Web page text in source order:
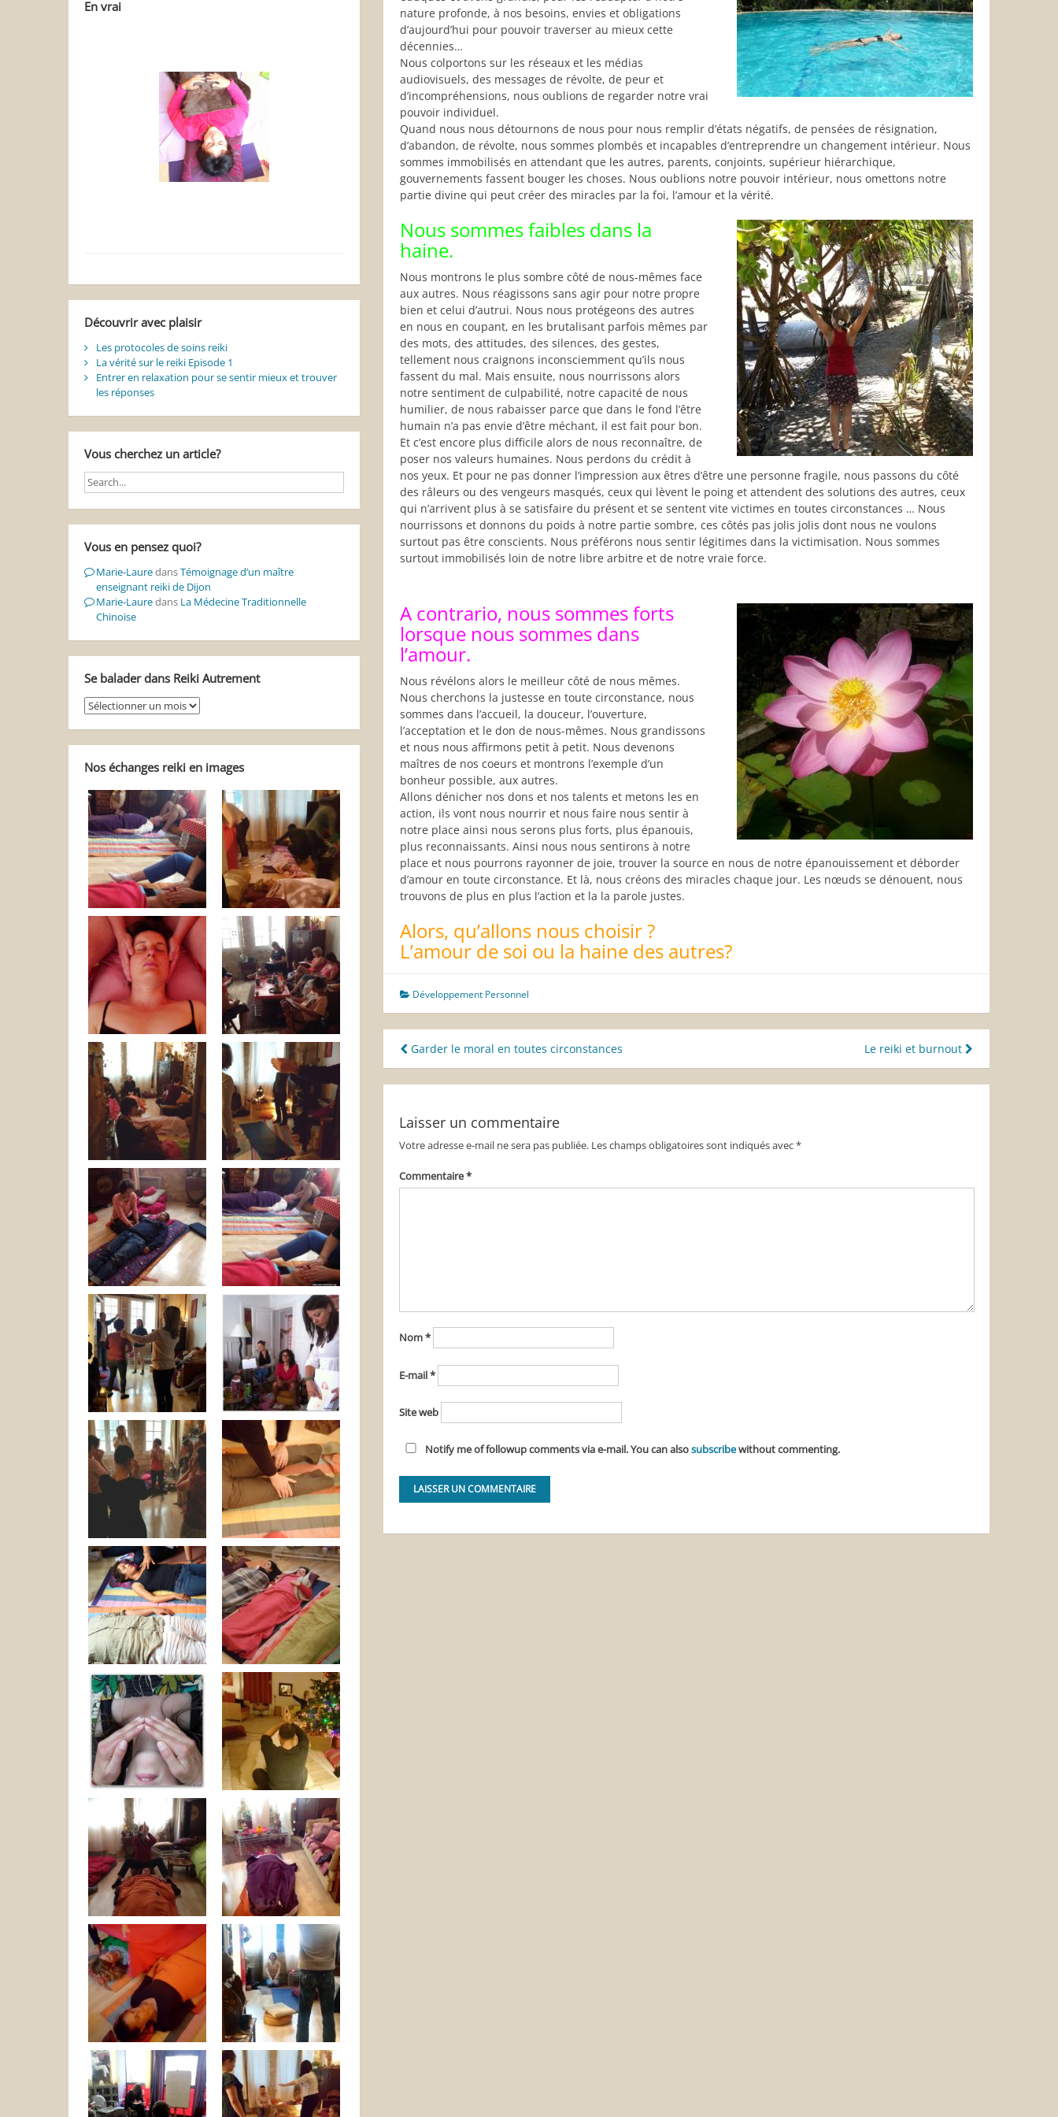
nature profonde, à nos besoins, envies et obligations
d’aujourd’hui pour pouvoir traverser au mieux cette
décennies…
Nous colportons sur les réseaux et les médias
audiovisuels, des messages de révolte, de peur et
d’incompréhensions, nous oublions de regarder notre vrai
pouvoir individuel.
Quand nous nous détournons de nous pour nous remplir d’états négatifs, de pensées de résignation,
d’abandon, de révolte, nous sommes plombés et incapables d’entreprendre un changement intérieur. Nous
sommes immobilisés en attendant que les autres, parents, conjoints, supérieur hiérarchique,
gouvernements fassent bouger les choses. Nous oublions notre pouvoir intérieur, nous omettons notre
partie divine qui peut créer des miracles par la foi, l’amour et la vérité.
Nous sommes faibles dans la
haine.
Nous montrons le plus sombre côté de nous-mêmes face
aux autres. Nous réagissons sans agir pour notre propre
bien et celui d’autrui. Nous nous protégeons des autres
en nous en coupant, en les brutalisant parfois mêmes par
des mots, des attitudes, des silences, des gestes,
tellement nous craignons inconsciemment qu’ils nous
fassent du mal. Mais ensuite, nous nourrissons alors
notre sentiment de culpabilité, notre capacité de nous
humilier, de nous rabaisser parce que dans le fond l’être
humain n’a pas envie d’être méchant, il est fait pour bon.
Et c’est encore plus difficile alors de nous reconnaître, de
poser nos valeurs humaines. Nous perdons du crédit à
nos yeux. Et pour ne pas donner l’impression aux êtres d’être une personne fragile, nous passons du côté
des râleurs ou des vengeurs masqués, ceux qui lèvent le poing et attendent des solutions des autres, ceux
qui n’arrivent plus à se satisfaire du présent et se sentent vite victimes en toutes circonstances … Nous
nourrissons et donnons du poids à notre partie sombre, ces côtés pas jolis jolis dont nous ne voulons
surtout pas être conscients. Nous préférons nous sentir légitimes dans la victimisation. Nous sommes
surtout immobilisés loin de notre libre arbitre et de notre vraie force.
A contrario, nous sommes forts
lorsque nous sommes dans
l’amour.
Nous révélons alors le meilleur côté de nous mêmes.
Nous cherchons la justesse en toute circonstance, nous
sommes dans l’accueil, la douceur, l’ouverture,
l’acceptation et le don de nous-mêmes. Nous grandissons
et nous nous affirmons petit à petit. Nous devenons
maîtres de nos coeurs et montrons l’exemple d’un
bonheur possible, aux autres.
Allons dénicher nos dons et nos talents et metons les en
action, ils vont nous nourrir et nous faire nous sentir à
notre place ainsi nous serons plus forts, plus épanouis,
plus reconnaissants. Ainsi nous nous sentirons à notre
place et nous pourrons rayonner de joie, trouver la source en nous de notre épanouissement et déborder
d’amour en toute circonstance. Et là, nous créons des miracles chaque jour. Les nœuds se dénouent, nous
trouvons de plus en plus l’action et la la parole justes.
Alors, qu’allons nous choisir ?
L’amour de soi ou la haine des autres?
Développement Personnel
Navigation
de
Garder le moral en toutes circonstances Le reiki et burnout
Laisser un commentaire
Votre adresse e-mail ne sera pas publiée. Les champs obligatoires sont indiqués avec*
Commentaire*
Nom*
E-mail*
Site web
Notify me of followup comments via e-mail. You can alsosubscribewithout commenting.
En vrai
Découvrir avec plaisir
Les protocoles de soins reiki
La vérité sur le reiki Episode 1
Entrer en relaxation pour se sentir mieux et trouver
les réponses
Vous cherchez un article?
Vous en pensez quoi?
Marie-LauredansTémoignage d’un maître
enseignant reiki de Dijon
Marie-Lauredans La Médecine Traditionnelle
Chinoise
Se balader dans Reiki Autrement
Se
balader
dans
Reiki
Autrement
Nos échanges reiki en images